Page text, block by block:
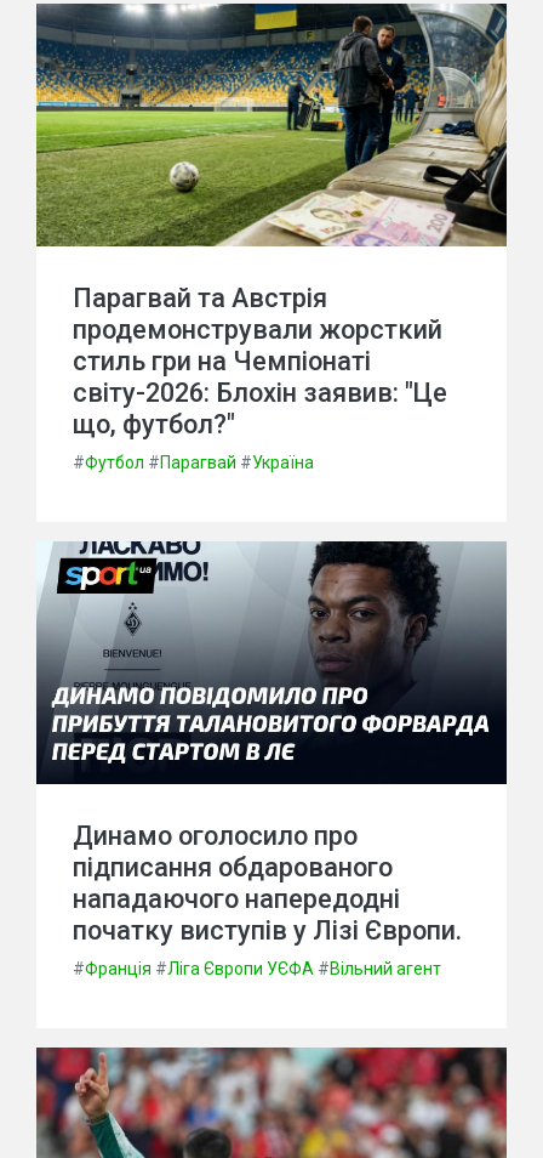
Парагвай та Австрія
продемонстрували жорсткий
стиль гри на Чемпіонаті
світу-2026: Блохін заявив: "Це
що, футбол?"
#Футбол #Парагвай #Україна
Динамо оголосило про
підписання обдарованого
нападаючого напередодні
початку виступів у Лізі Європи.
#Франція #Ліга Європи УЄФА #Вільний агент